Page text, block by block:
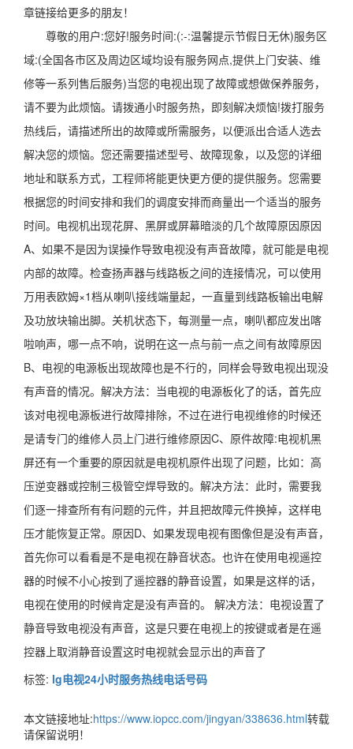
章链接给更多的朋友！
尊敬的用户:您好!服务时间:(:-:温馨提示节假日无休)服务区
域:(全国各市区及周边区域均设有服务网点,提供上门安装、维
修等一系列售后服务)当您的电视出现了故障或想做保养服务，
请不要为此烦恼。请拨通小时服务热，即刻解决烦恼!拨打服务
热线后，请描述所出的故障或所需服务，以便派出合适人选去
解决您的烦恼。您还需要描述型号、故障现象，以及您的详细
地址和联系方式，工程师将能更快更方便的提供服务。您需要
根据您的时间安排和我们的调度安排而商量出一个适当的服务
时间。电视机出现花屏、黑屏或屏幕暗淡的几个故障原因原因
A、如果不是因为误操作导致电视没有声音故障，就可能是电视
内部的故障。检查扬声器与线路板之间的连接情况，可以使用
万用表欧姆×1档从喇叭接线端量起，一直量到线路板输出电解
及功放块输出脚。关机状态下，每测量一点，喇叭都应发出喀
啦响声，哪一点不响，说明在这一点与前一点之间有故障原因
B、电视的电源板出现故障也是不行的，同样会导致电视出现没
有声音的情况。解决方法：当电视的电源板化了的话，首先应
该对电视电源板进行故障排除，不过在进行电视维修的时候还
是请专门的维修人员上门进行维修原因C、原件故障:电视机黑
屏还有一个重要的原因就是电视机原件出现了问题，比如：高
压逆变器或控制三极管空焊导致的。解决方法：此时，需要我
们逐一排查所有有问题的元件，并且把故障元件换掉，这样电
压才能恢复正常。原因D、如果发现电视有图像但是没有声音，
首先你可以看看是不是电视在静音状态。也许在使用电视遥控
器的时候不小心按到了遥控器的静音设置，如果是这样的话，
电视在使用的时候肯定是没有声音的。 解决方法：电视设置了
静音导致电视没有声音，这是只要在电视上的按键或者是在遥
控器上取消静音设置这时电视就会显示出的声音了
标签: lg电视24小时服务热线电话号码
本文链接地址:https://www.iopcc.com/jingyan/338636.html转载
请保留说明！